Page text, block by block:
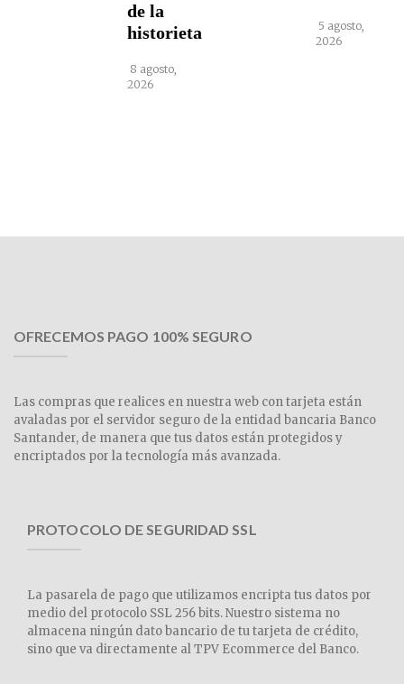
de la
historieta
8 agosto,
2026
5 agosto,
2026
OFRECEMOS PAGO 100% SEGURO
Las compras que realices en nuestra web con tarjeta están
avaladas por el servidor seguro de la entidad bancaria Banco
Santander, de manera que tus datos están protegidos y
encriptados por la tecnología más avanzada.
PROTOCOLO DE SEGURIDAD SSL
La pasarela de pago que utilizamos encripta tus datos por
medio del protocolo SSL 256 bits. Nuestro sistema no
almacena ningún dato bancario de tu tarjeta de crédito,
sino que va directamente al TPV Ecommerce del Banco.